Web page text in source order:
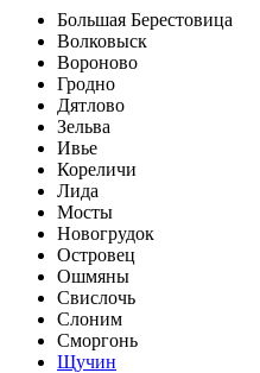
Большая Берестовица
Волковыск
Вороново
Гродно
Дятлово
Зельва
Ивье
Кореличи
Лида
Мосты
Новогрудок
Островец
Ошмяны
Свислочь
Слоним
Сморгонь
Щучин